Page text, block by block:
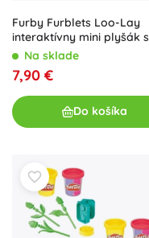
Furby Furblets Loo-Lay
interaktívny mini plyšák s
klipom
Na sklade
7,90 €
Do košíka